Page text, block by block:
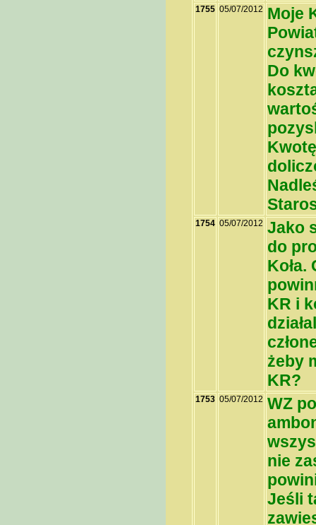
1755 05/07/2012 Moje
Do
1754 05/07/2012 Jako
do
KR i
żeby
KR?
1753 05/07/2012 WZ
nie
Jeśli